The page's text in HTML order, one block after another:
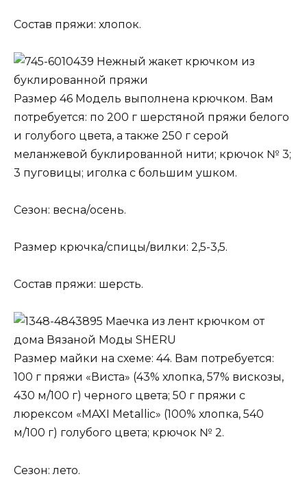
Состав пряжи: хлопок.
Нежный жакет крючком из
буклированной пряжи
Размер 46 Модель выполнена крючком. Вам
потребуется: по 200 г шерстяной пряжи белого
и голубого цвета, а также 250 г серой
меланжевой буклированной нити; крючок № 3;
3 пуговицы; иголка с большим ушком.
Сезон: весна/осень.
Размер крючка/спицы/вилки: 2,5-3,5.
Состав пряжи: шерсть.
Маечка из лент крючком от
дома Вязаной Моды SHERU
Размер майки на схеме: 44. Вам потребуется:
100 г пряжи «Виста» (43% хлопка, 57% вискозы,
430 м/100 г) черного цвета; 50 г пряжи с
люрексом «MAXI Metallic» (100% хлопка, 540
м/100 г) голубого цвета; крючок № 2.
Сезон: лето.